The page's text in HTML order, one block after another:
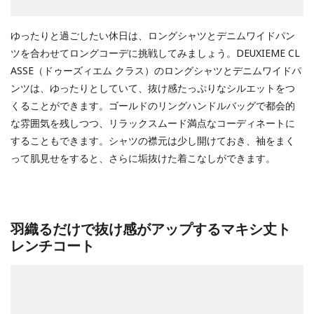
ゆったりと過ごしたい休日は、ロングシャツとデニムワイドパン
ツを合わせてロングコーデに挑戦してみましょう。DEUXIEME CL
ASSE（ドゥーズィエム クラス）のロングシャツとデニムワイドパ
ンツは、ゆったりとしていて、抜け感たっぷりなシルエットをつ
くることができます。ゴールドのリングハンドルバッグで都会的
な雰囲気を残しつつ、リラックスムード満点なコーディネートに
することもできます。シャツの襟元は少し開けておき、袖をまく
って肌見せをすると、さらに垢抜けた着こなしができます。
羽織るだけで抜け感がアップするマキシ丈ト
レンチコート